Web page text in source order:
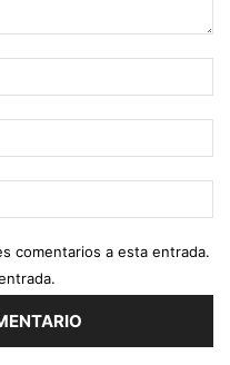
comentarios a esta entrada.